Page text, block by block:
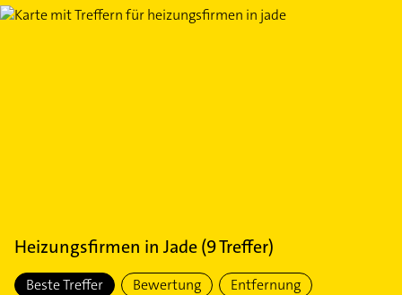
Heizungsfirmen in Jade(9Treffer)
Beste Treffer Bewertung Entfernung